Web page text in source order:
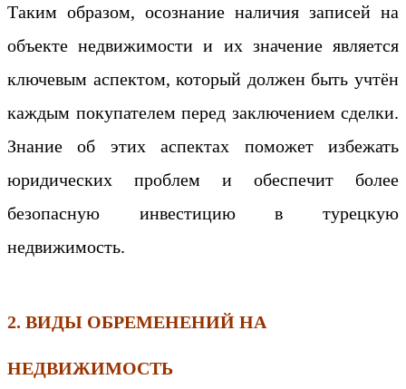
Таким образом, осознание наличия записей на
объекте недвижимости и их значение является
ключевым аспектом, который должен быть учтён
каждым покупателем перед заключением сделки.
Знание об этих аспектах поможет избежать
юридических проблем и обеспечит более
безопасную инвестицию в турецкую
недвижимость.
2. ВИДЫ ОБРЕМЕНЕНИЙ НА
НЕДВИЖИМОСТЬ